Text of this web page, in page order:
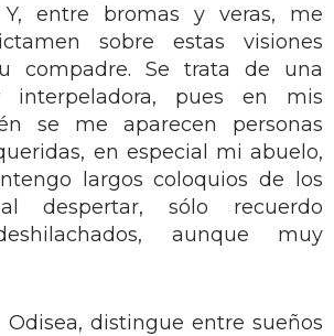
Y, entre bromas y veras, me
sobre estas visiones
compadre. Se trata de una
interpeladora, pues en mis
se me aparecen personas
en especial mi abuelo,
largos coloquios de los
despertar, sólo recuerdo
aunque muy
Odisea, distingue entre sueños